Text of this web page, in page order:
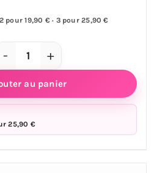
pour 19,90 € · 3 pour 25,90 €
quantité
de
Sticker
au panier
25,90 €